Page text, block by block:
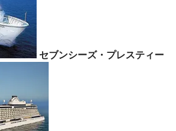
セブンシーズ・プレスティー